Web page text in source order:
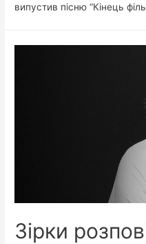
випустив пісню “Кінець
Зірки